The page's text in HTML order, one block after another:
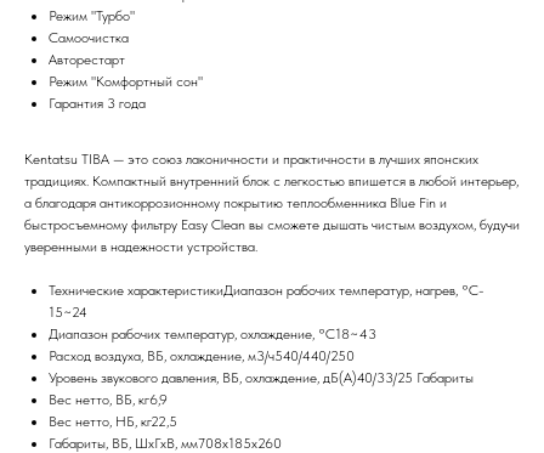
Режим "Турбо"
Самоочистка
Авторестарт
Режим "Комфортный сон"
Гарантия 3 года
Kentatsu TIBA — это союз лаконичности и практичности в лучших японских
традициях. Компактный внутренний блок с легкостью впишется в любой интерьер,
а благодаря антикоррозионному покрытию теплообменника Blue Fin и
быстросъемному фильтру Easy Clean вы сможете дышать чистым воздухом, будучи
уверенными в надежности устройства.
Технические характеристикиДиапазон рабочих температур, нагрев, °C-
15~24
Диапазон рабочих температур, охлаждение, °C18~43
Расход воздуха, ВБ, охлаждение, м3/ч540/440/250
Уровень звукового давления, ВБ, охлаждение, дБ(А)40/33/25 Габариты
Вес нетто, ВБ, кг6,9
Вес нетто, НБ, кг22,5
Габариты, ВБ, ШхГхВ, мм708x185x260